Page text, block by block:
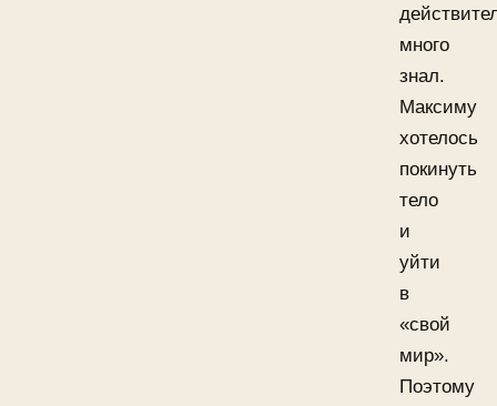
много
знал.
Максиму
хотелось
покинуть
тело
и
уйти
в
«свой
мир».
Поэтому